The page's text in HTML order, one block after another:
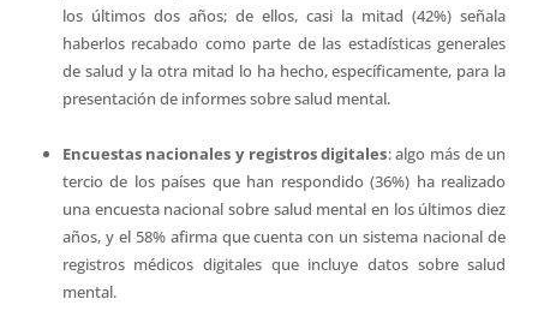
los últimos dos años; de ellos, casi la mitad (42%) señala
haberlos recabado como parte de las estadísticas generales
de salud y la otra mitad lo ha hecho, específicamente, para la
presentación de informes sobre salud mental.
Encuestas nacionales y registros digitales: algo más de un
tercio de los países que han respondido (36%) ha realizado
una encuesta nacional sobre salud mental en los últimos diez
años, y el 58% afirma que cuenta con un sistema nacional de
registros médicos digitales que incluye datos sobre salud
mental.